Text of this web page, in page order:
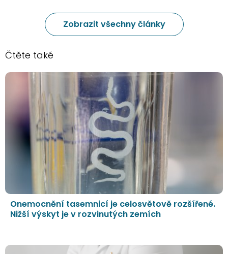
Zobrazit všechny články
Čtěte také
Onemocnění tasemnicí je celosvětově rozšířené.
Nižší výskyt je v rozvinutých zemích